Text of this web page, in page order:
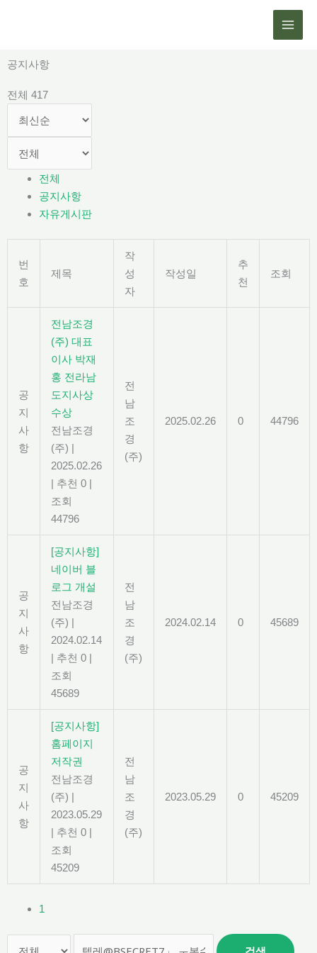
로
너
공지사항
전체 417
전체
공지사항
자유게시판
번
호
제목
작
성
자
작성일
추
천
조회
공
지
사
항
전남조경
(주) 대표
이사 박재
홍 전라남
도지사상
수상
전남조경
(주) |
2025.02.26
| 추천 0 |
조회
44796
전
남
조
경
(주)
2025.02.26 0 44796
공
지
사
항
[공지사항]
네이버 블
로그 개설
전남조경
(주) |
2024.02.14
| 추천 0 |
조회
45689
전
남
조
경
(주)
2024.02.14 0 45689
공
지
사
항
[공지사항]
홈페이지
저작권
전남조경
(주) |
2023.05.29
| 추천 0 |
조회
45209
전
남
조
경
(주)
2023.05.29 0 45209
1